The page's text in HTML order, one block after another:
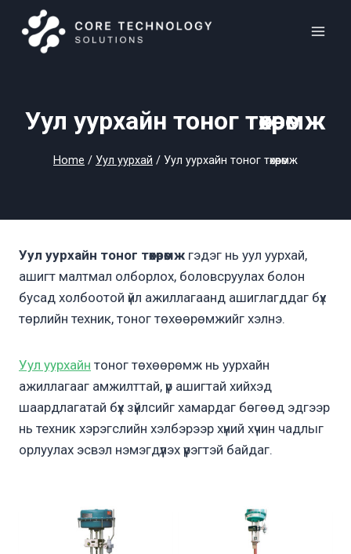
content
Уул уурхайн тоног төхөөрөмж
Home / Уул уурхай / Уул уурхайн тоног төхөөрөмж
Уул уурхайн тоног төхөөрөмж гэдэг нь уул уурхай,
ашигт малтмал олборлох, боловсруулах болон
бусад холбоотой үйл ажиллагаанд ашиглагддаг бүх
төрлийн техник, тоног төхөөрөмжийг хэлнэ.
Уул уурхайн тоног төхөөрөмж нь уурхайн
ажиллагааг амжилттай, үр ашигтай хийхэд
шаардлагатай бүх зүйлсийг хамардаг бөгөөд эдгээр
нь техник хэрэгслийн хэлбэрээр хүний хүчин чадлыг
орлуулах эсвэл нэмэгдүүлэх үүрэгтэй байдаг.